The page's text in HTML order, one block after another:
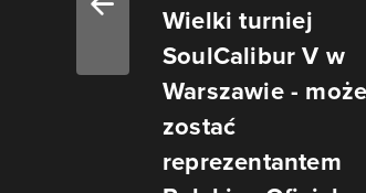
Wielki turniej
SoulCalibur V w
Warszawie -
zostać
reprezentantem